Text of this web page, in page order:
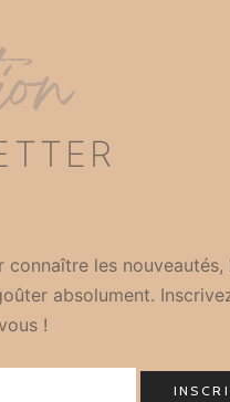
les
absolument.
!